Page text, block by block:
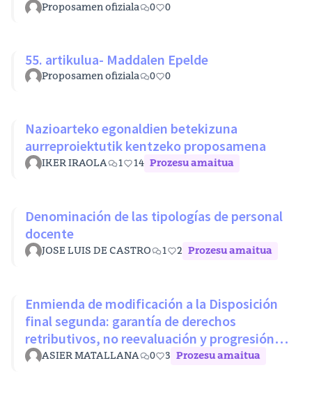
Proposamen ofiziala 0 0
55. artikulua- Maddalen Epelde
Proposamen ofiziala 0 0
Nazioarteko egonaldien betekizuna
aurreproiektutik kentzeko proposamena
IKER IRAOLA 1 14 Prozesu amaitua
Denominación de las tipologías de personal
docente
JOSE LUIS DE CASTRO 1 2 Prozesu amaitua
Enmienda de modificación a la Disposición
final segunda: garantía de derechos
retributivos, no reevaluación y progresión
sin penalización
ASIER MATALLANA 0 3 Prozesu amaitua